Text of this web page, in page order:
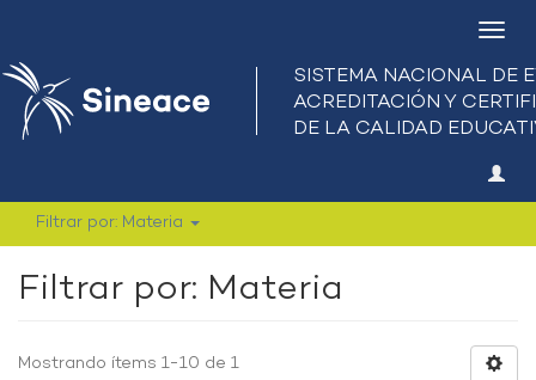
Filtrar por: Materia
Filtrar por: Materia
Mostrando ítems 1-10 de 1